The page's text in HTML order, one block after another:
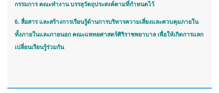
กรรมการ คณะทำงาน บรรลุวัตถุประสงค์ตามที่กำหนดไว้
6. สื่อสาร และสร้างการเรียนรู้ด้านการบริหารความเสี่ยงและควบคุมภายใน
ทั้งภายในและภายนอก คณะแพทยศาสตร์ศิริราชพยาบาล เพื่อให้เกิดการแลก
เปลี่ยนเรียนรู้ร่วมกัน